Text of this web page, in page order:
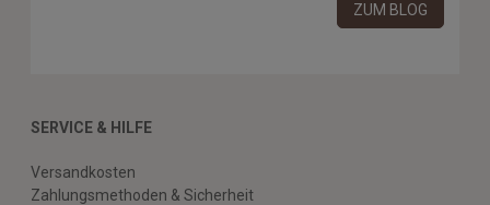
ZUM BLOG
SERVICE & HILFE
Versandkosten
Zahlungsmethoden & Sicherheit